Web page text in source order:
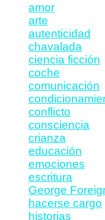
amor
arte
autenticidad
chavalada
ciencia ficción
coche
comunicación
conflicto
consciencia
crianza
educación
emociones
escritura
George
hacerse cargo
historias